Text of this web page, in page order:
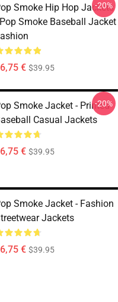
Smoke Hip Hop Jackets
Smoke Baseball Jacket
€ $39.95
-20%
Smoke Jacket - Printed
Casual Jackets
€ $39.95
-20%
Smoke Jacket - Fashion
Jackets
€ $39.95